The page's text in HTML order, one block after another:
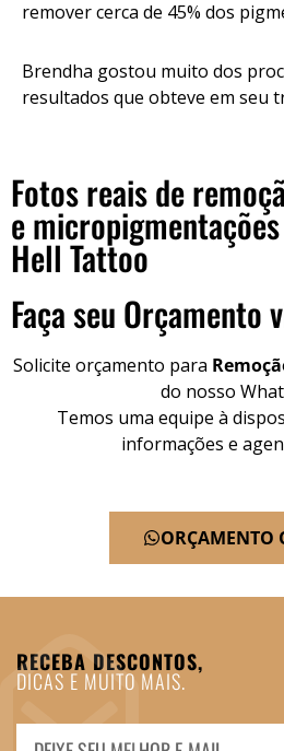
remover cerca de 45% dos
Brendha gostou muito dos
resultados que obteve em seu
Fotos reais de
e
Hell Tattoo
Faça seu Orçamento
Solicite orçamento para
do nosso
Temos uma equipe à
informações e
ORÇAMENTO
RECEBA DESCONTOS,
DICAS E MUITO MAIS.